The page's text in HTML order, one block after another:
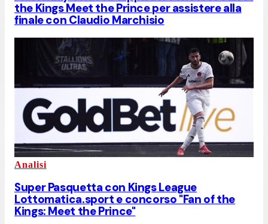
the Kings Meet the Prince per assistere alla
finale con Claudio Marchisio
Analisi
Super Pasquetta con Kings League
Lottomatica.sport e concorso "Fan of the
Kings: Meet the Prince"